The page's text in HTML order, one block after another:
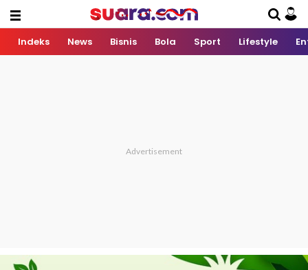
Indeks News Bisnis Bola Sport Lifestyle